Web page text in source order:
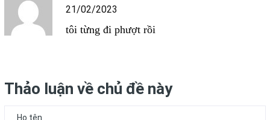
21/02/2023
tôi từng đi phượt rồi
Thảo luận về chủ đề này